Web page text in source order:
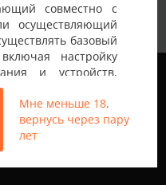
совместно с
осуществляющий
базовый
настройку
и устройств,
обеспечения или
от провайдера,
доступ
неподходящему
Мне меньше 18,
вернусь через пару
лет
речей…
партнерку в дупку.
з жінкою старше.
чоловік прямо не приймає
віртуали та фантазери не
тільки зустрічі.
специфічні бажання,
не ок, то просто
Я поважаю чужі кордони.
(в тг тільки якщо
обеспечить
сайте.
файлы cookie мы
можно в разделе